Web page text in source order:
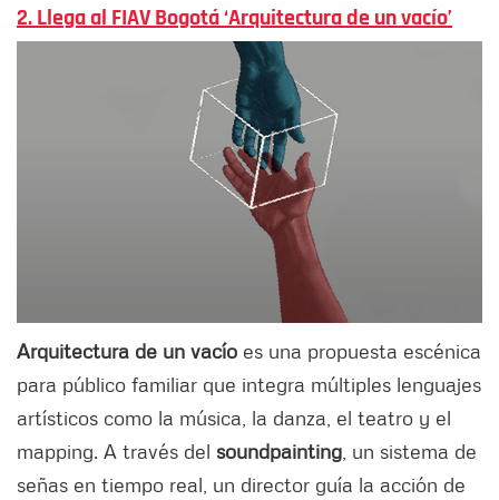
2. Llega al FIAV Bogotá ‘Arquitectura de un vacío’
Arquitectura de un vacío es una propuesta escénica
para público familiar que integra múltiples lenguajes
artísticos como la música, la danza, el teatro y el
mapping. A través del soundpainting , un sistema de
señas en tiempo real, un director guía la acción de